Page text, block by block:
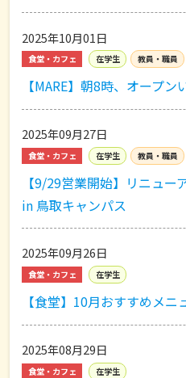
2025年10月01日
食堂・カフェ 在学生 教員・職員
【MARE】朝8時、オープン
2025年09月27日
食堂・カフェ 在学生 教員・職員
【9/29営業開始】リニュー
in 鳥取キャンパス
2025年09月26日
食堂・カフェ 在学生
【食堂】10月おすすめメニ
2025年08月29日
食堂・カフェ 在学生